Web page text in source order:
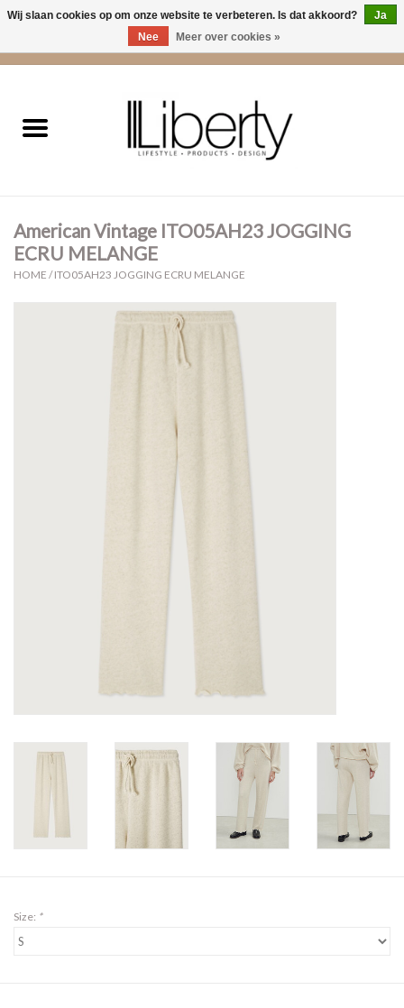
Kleding
Cadeaus
American Vintage ITO05AH23 JOGGING
ECRU MELANGE
HOME /ITO05AH23 JOGGING ECRU MELANGE
Size: *
Wij slaan cookies op om onze website te verbeteren. Is dat akkoord?
Ja
Nee
Meer over cookies »